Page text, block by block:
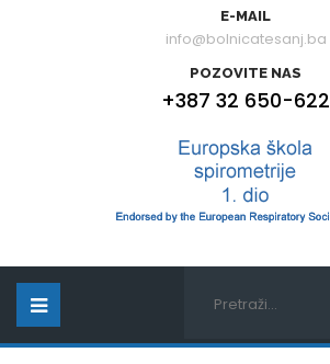
E-MAIL
info@bolnicatesanj.ba
POZOVITE NAS
+387 32 650-622